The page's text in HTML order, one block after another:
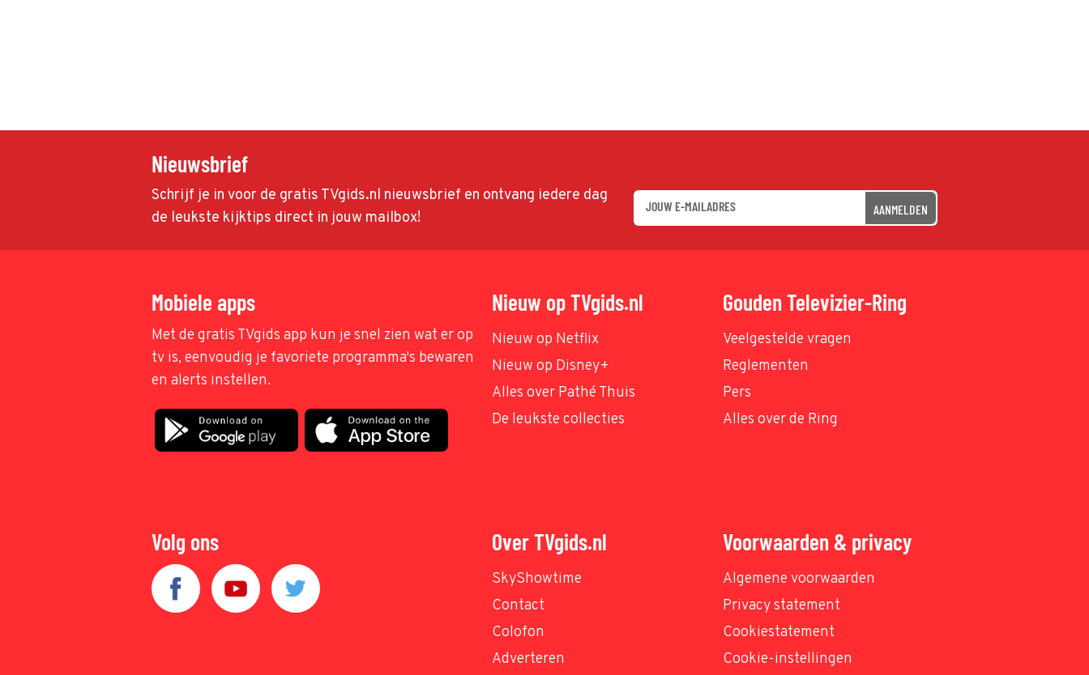
Nieuwsbrief
Schrijf je in voor de gratis TVgids.nl nieuwsbrief en ontvang iedere dag
de leukste kijktips direct in jouw mailbox!
AANMELDEN
Mobiele apps
Met de gratis TVgids app kun je snel zien wat er op
tv is, eenvoudig je favoriete programma's bewaren
en alerts instellen.
Nieuw op TVgids.nl
Nieuw op Netflix
Nieuw op Disney+
Alles over Pathé Thuis
De leukste collecties
Gouden Televizier-Ring
Veelgestelde vragen
Reglementen
Pers
Alles over de Ring
Volg ons Over TVgids.nl
SkyShowtime
Contact
Colofon
Adverteren
Voorwaarden & privacy
Algemene voorwaarden
Privacy statement
Cookiestatement
Cookie-instellingen